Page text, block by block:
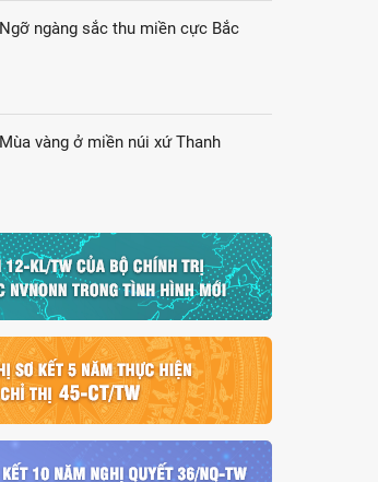
Ngỡ ngàng sắc thu miền cực Bắc
Mùa vàng ở miền núi xứ Thanh